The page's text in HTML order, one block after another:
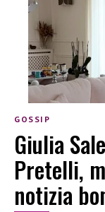
GOSSIP
Giulia
Pretelli,
notizia